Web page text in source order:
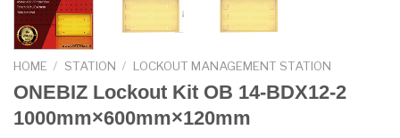
HOME / STATION / LOCKOUT MANAGEMENT STATION
ONEBIZ Lockout Kit OB 14-BDX12-2
1000mm×600mm×120mm